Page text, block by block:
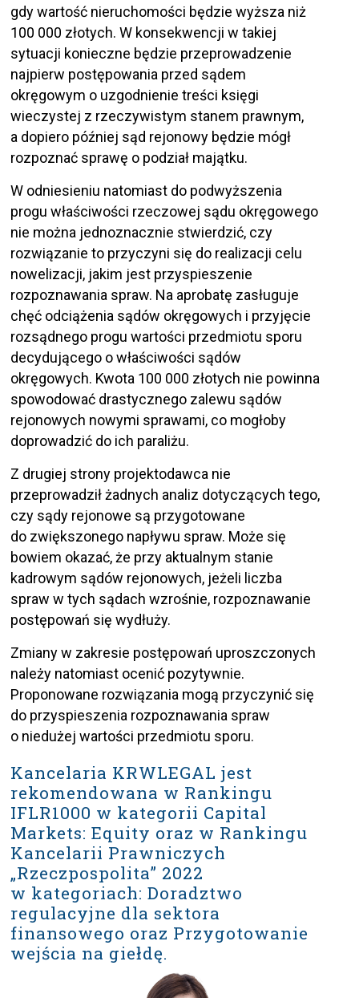
gdy wartość nieruchomości będzie wyższa niż
100 000 złotych. W konsekwencji w takiej
sytuacji konieczne będzie przeprowadzenie
najpierw postępowania przed sądem
okręgowym o uzgodnienie treści księgi
wieczystej z rzeczywistym stanem prawnym,
a dopiero później sąd rejonowy będzie mógł
rozpoznać sprawę o podział majątku.
W odniesieniu natomiast do podwyższenia
progu właściwości rzeczowej sądu okręgowego
nie można jednoznacznie stwierdzić, czy
rozwiązanie to przyczyni się do realizacji celu
nowelizacji, jakim jest przyspieszenie
rozpoznawania spraw. Na aprobatę zasługuje
chęć odciążenia sądów okręgowych i przyjęcie
rozsądnego progu wartości przedmiotu sporu
decydującego o właściwości sądów
okręgowych. Kwota 100 000 złotych nie powinna
spowodować drastycznego zalewu sądów
rejonowych nowymi sprawami, co mogłoby
doprowadzić do ich paraliżu.
Z drugiej strony projektodawca nie
przeprowadził żadnych analiz dotyczących tego,
czy sądy rejonowe są przygotowane
do zwiększonego napływu spraw. Może się
bowiem okazać, że przy aktualnym stanie
kadrowym sądów rejonowych, jeżeli liczba
spraw w tych sądach wzrośnie, rozpoznawanie
postępowań się wydłuży.
Zmiany w zakresie postępowań uproszczonych
należy natomiast ocenić pozytywnie.
Proponowane rozwiązania mogą przyczynić się
do przyspieszenia rozpoznawania spraw
o niedużej wartości przedmiotu sporu.
Kancelaria KRWLEGAL jest
rekomendowana w Rankingu
IFLR1000 w kategorii Capital
Markets: Equity oraz w Rankingu
Kancelarii Prawniczych
„Rzeczpospolita” 2022
w kategoriach: Doradztwo
regulacyjne dla sektora
finansowego oraz Przygotowanie
wejścia na giełdę.